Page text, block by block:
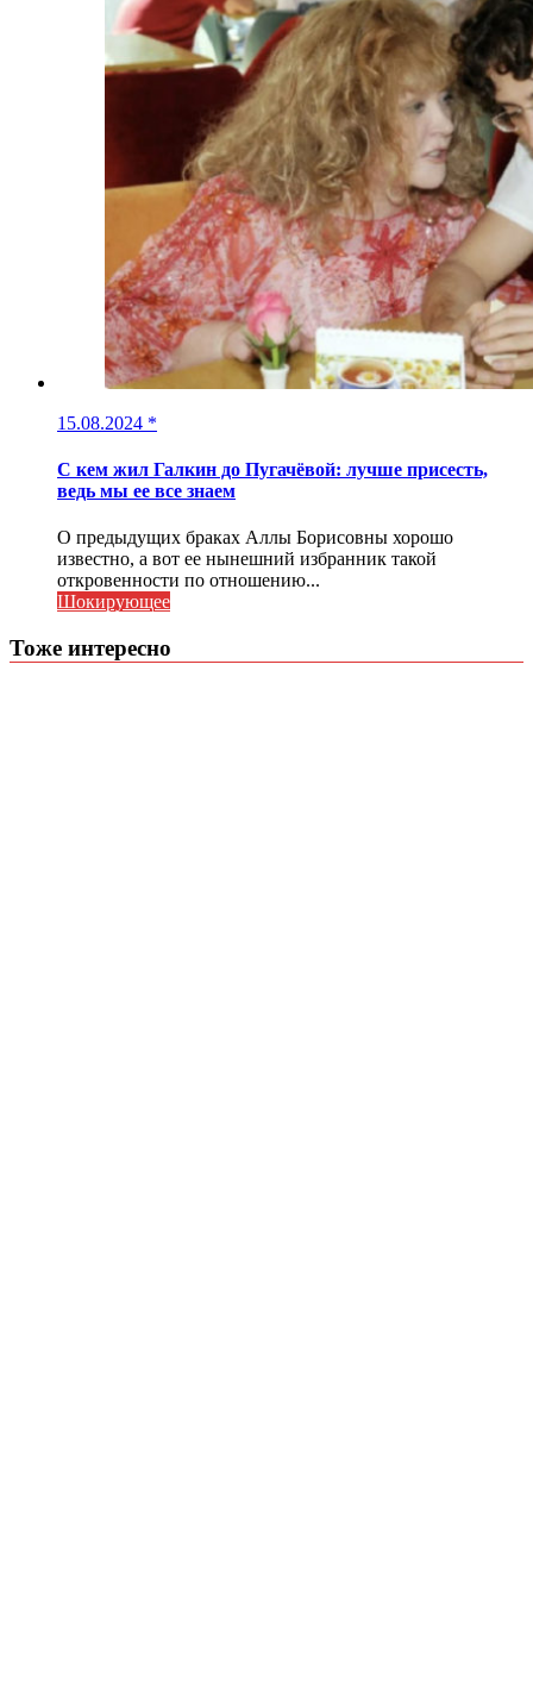
15.08.2024 *
С кем жил Галкин до Пугачёвой: лучше присесть,
ведь мы ее все знаем
О предыдущих браках Аллы Борисовны хорошо
известно, а вот ее нынешний избранник такой
откровенности по отношению...
Шокирующее
Тоже интересно